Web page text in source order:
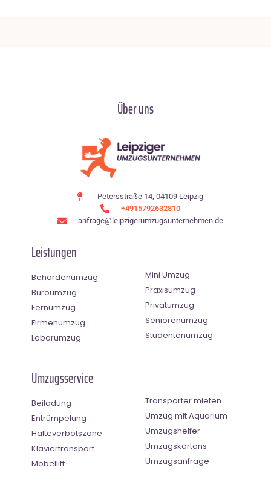
Über uns
Petersstraße 14, 04109 Leipzig
+4915792632810
anfrage@leipzigerumzugsunternehmen.de
Leistungen
Behördenumzug
Büroumzug
Fernumzug
Firmenumzug
Laborumzug
Mini Umzug
Praxisumzug
Privatumzug
Seniorenumzug
Studentenumzug
Umzugsservice
Beiladung
Entrümpelung
Halteverbotszone
Klaviertransport
Möbellift
Transporter mieten
Umzug mit Aquarium
Umzugshelfer
Umzugskartons
Umzugsanfrage